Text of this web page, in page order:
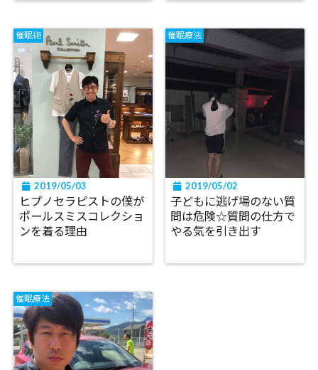
催眠術
2019/05/03
ヒプノセラピストの僕が
ポールスミスコレクショ
ンを着る理由
催眠療法
2019/05/02
子どもに逃げ場のない質
問は危険☆質問の仕方で
やる気を引き出す
催眠療法